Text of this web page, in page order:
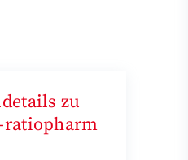
zu
ratiopharm